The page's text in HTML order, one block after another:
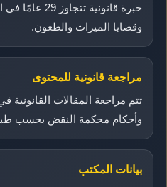
خبرة قانونية
وقضايا الميراث والطعون.
مراجعة قانونية للمحتوى
تتم مراجعة المقالات القانونية
وأحكام محكمة النقض بحسب
بيانات المكتب